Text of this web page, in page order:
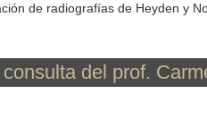
de radiografías de Heyden y
del prof.